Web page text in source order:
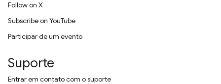
Follow on X
Subscribe on YouTube
Participar de um evento
Suporte
Entrar em contato com o suporte